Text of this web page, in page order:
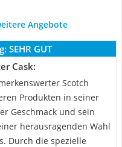
Angebote
SEHR GUT
Cask:
Scotch
Produkten in seiner
Geschmack und sein
herausragenden Wahl
Durch die spezielle